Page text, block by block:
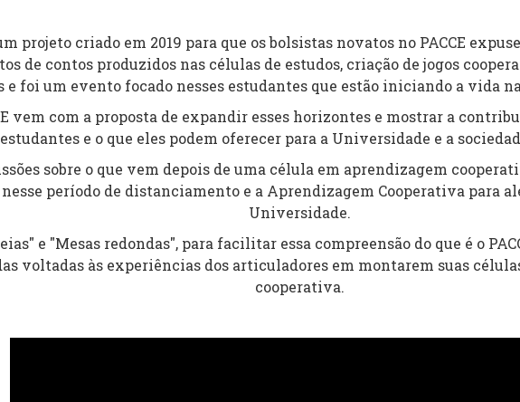
projeto criado em 2019 para que os bolsistas novatos no PACCE
de contos produzidos nas células de estudos, criação de jogos
e foi um evento focado nesses estudantes que estão iniciando a vida
vem com a proposta de expandir esses horizontes e mostrar a
estudantes e o que eles podem oferecer para a Universidade e a
sobre o que vem depois de uma célula em aprendizagem
período de distanciamento e a Aprendizagem Cooperativa para
Universidade.
e "Mesas redondas", para facilitar essa compreensão do que é o
voltadas às experiências dos articuladores em montarem suas
cooperativa.